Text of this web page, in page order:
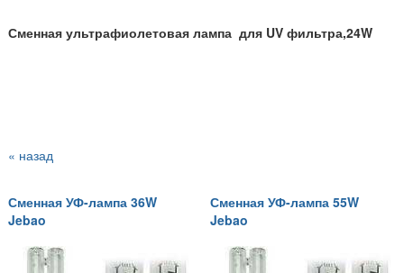
Сменная ультрафиолетовая лампа для UV фильтра,24W
« назад
Сменная УФ-лампа 36W
Jebao
Сменная УФ-лампа 55W
Jebao